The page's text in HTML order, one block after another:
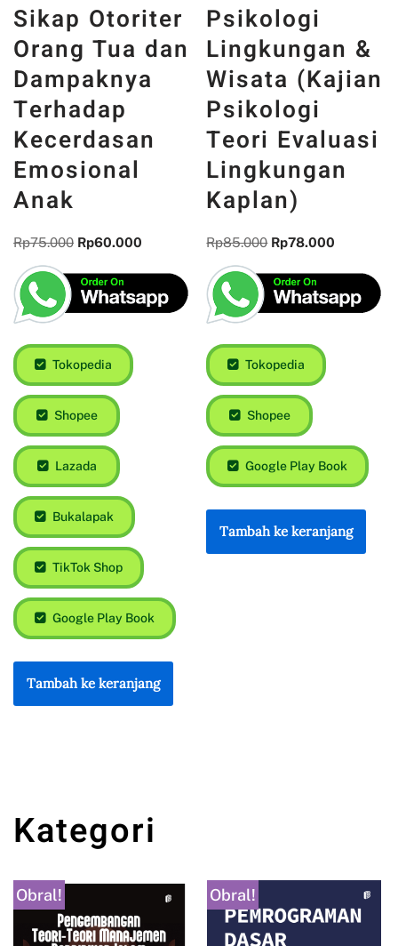
Sikap Otoriter
Orang Tua dan
Dampaknya
Terhadap
Kecerdasan
Emosional
Anak
Rp75.000 Rp60.000
Tokopedia
Shopee
Lazada
Bukalapak
TikTok Shop
Google Play Book
Tambah ke keranjang
Psikologi
Lingkungan &
Wisata (Kajian
Psikologi
Teori Evaluasi
Lingkungan
Kaplan)
Rp85.000 Rp78.000
Tokopedia
Shopee
Google Play Book
Tambah ke keranjang
Kategori
Obral! Obral!